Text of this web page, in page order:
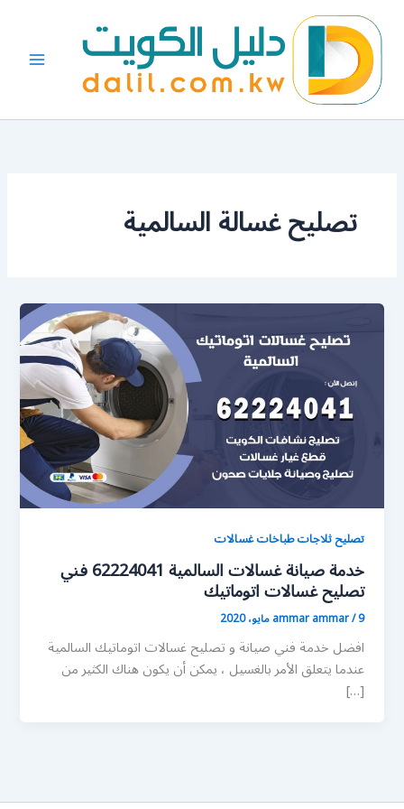
المحتوى
تصليح غسالة السالمية
تصليح ثلاجات طباخات غسالات
خدمة صيانة غسالات السالمية 62224041 فني
تصليح غسالات اتوماتيك
ammar ammar/9 مايو، 2020
افضل خدمة فني صيانة و تصليح غسالات اتوماتيك السالمية
عندما يتعلق الأمر بالغسيل ، يمكن أن يكون هناك الكثير من
[…]